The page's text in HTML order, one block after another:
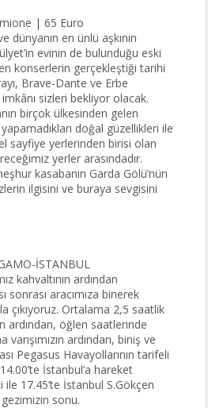
| 65 Euro
dünyanın en ünlü aşkının
evinin de bulunduğu eski
konserlerin gerçekleştiği tarihi
Brave-Dante ve Erbe
sizleri bekliyor olacak.
birçok ülkesinden gelen
doğal güzellikleri ile
sayfiye yerlerinden birisi olan
yerler arasındadır.
kasabanın Garda Gölü’nün
ilgisini ve buraya sevgisini
İSTANBUL
kahvaltının ardından
sonrası aracımıza binerek
çıkıyoruz. Ortalama 2,5 saatlik
ardından, öğlen saatlerinde
ardından, biniş ve
Pegasus Havayollarının tarifeli
İstanbul’a hareket
17.45’te İstanbul S.Gökçen
gezimizin sonu.